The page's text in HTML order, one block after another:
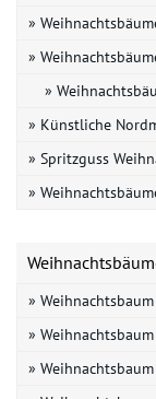
»
»
»
» Künstliche
» Spritzguss
»
»
»
»